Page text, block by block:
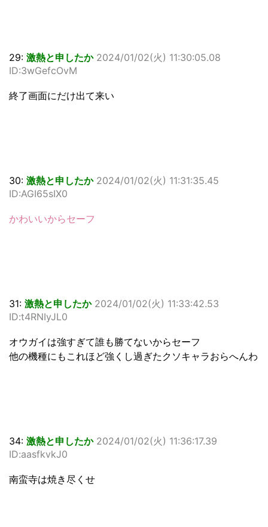
29: 激熱と申したか 2024/01/02(火) 11:30:05.08
ID:3wGefcOvM
終了画面にだけ出て来い
30: 激熱と申したか 2024/01/02(火) 11:31:35.45
ID:AGI65sIX0
かわいいからセーフ
31: 激熱と申したか 2024/01/02(火) 11:33:42.53
ID:t4RNIyJL0
オウガイは強すぎて誰も勝てないからセーフ
他の機種にもこれほど強くし過ぎたクソキャラおらへんわ
34: 激熱と申したか 2024/01/02(火) 11:36:17.39
ID:aasfkvkJ0
南蛮寺は焼き尽くせ